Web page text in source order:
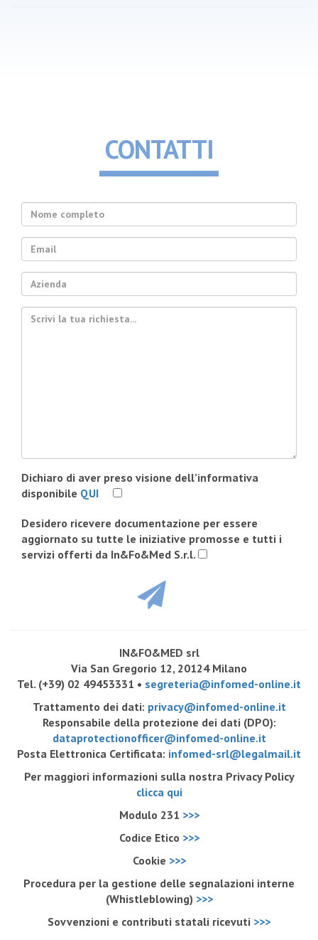
CONTATTI
Dichiaro di aver preso visione dell’informativa
disponibile QUI
Desidero ricevere documentazione per essere
aggiornato su tutte le iniziative promosse e tutti i
servizi offerti da In&Fo&Med S.r.l.
IN&FO&MED srl
Via San Gregorio 12, 20124 Milano
Tel. (+39) 02 49453331 • segreteria@infomed-online.it
Trattamento dei dati: privacy@infomed-online.it
Responsabile della protezione dei dati (DPO):
dataprotectionofficer@infomed-online.it
Posta Elettronica Certificata: infomed-srl@legalmail.it
Per maggiori informazioni sulla nostra Privacy Policy
clicca qui
Modulo 231 >>>
Codice Etico >>>
Cookie >>>
Procedura per la gestione delle segnalazioni interne
(Whistleblowing) >>>
Sovvenzioni e contributi statali ricevuti >>>